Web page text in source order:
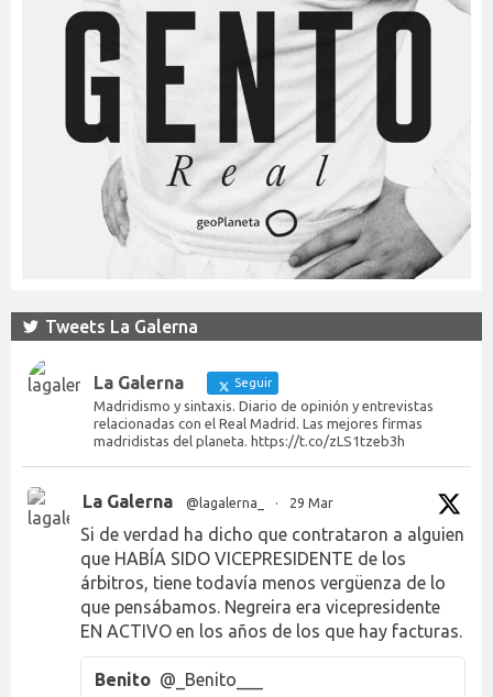
Tweets La Galerna
La Galerna Seguir
Madridismo y sintaxis. Diario de opinión y entrevistas
relacionadas con el Real Madrid. Las mejores firmas
madridistas del planeta. https://t.co/zLS1tzeb3h
La Galerna @lagalerna_ · 29 Mar
Si de verdad ha dicho que contrataron a alguien
que HABÍA SIDO VICEPRESIDENTE de los
árbitros, tiene todavía menos vergüenza de lo
que pensábamos. Negreira era vicepresidente
EN ACTIVO en los años de los que hay facturas.
Benito @_Benito___